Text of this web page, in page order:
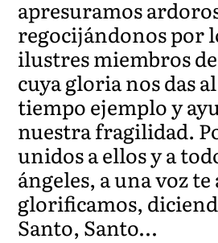
apresuramos
regocijándonos por
ilustres miembros
cuya gloria nos das
tiempo ejemplo y
nuestra fragilidad.
unidos a ellos y a
ángeles, a una voz
glorificamos,
Santo, Santo…